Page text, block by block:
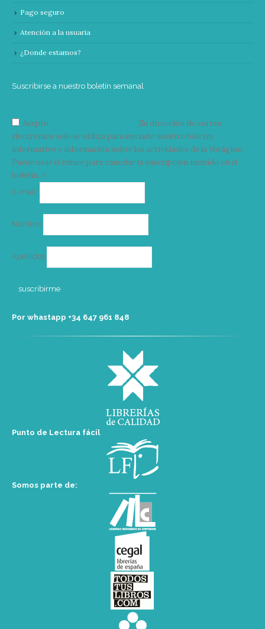
Pago seguro
Atención a la usuaria
¿Donde estamos?
Suscribirse a nuestro boletín semanal
Acepto
Su dirección de correo
electrónico solo se utiliza para enviarle nuestro boletín
informativo e información sobre las actividades de la Vorágine.
Puede usar el enlace para cancelar la suscripción incluido en el
boletín. >
E-mail*
Nombre
Apellidos
Por whastapp +34 ‭647 961 848‬
Punto de Lectura fácil
Somos parte de: